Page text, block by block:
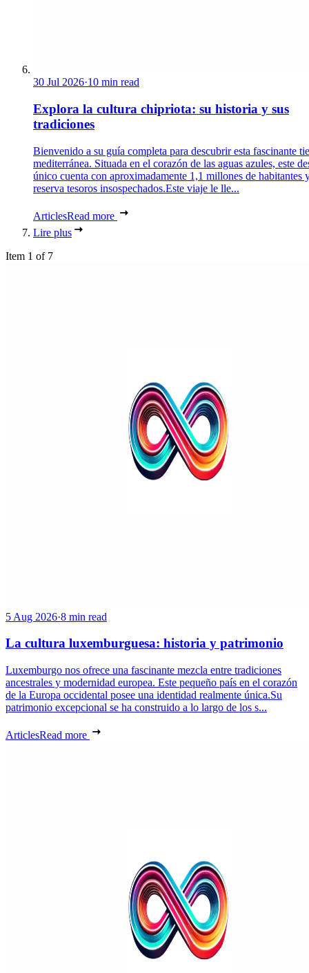
30 Jul 2026·10 min read
Explora la cultura chipriota: su historia y sus
tradiciones
Bienvenido a su guía completa para descubrir esta fascinante
mediterránea. Situada en el corazón de las aguas azules, este
único cuenta con aproximadamente 1,1 millones de habitantes
reserva tesoros insospechados.Este viaje le lle...
ArticlesRead more
Lire plus
Item 1 of 7
5 Aug 2026·8 min read
La cultura luxemburguesa: historia y patrimonio
Luxemburgo nos ofrece una fascinante mezcla entre tradiciones
ancestrales y modernidad europea. Este pequeño país en el corazón
de la Europa occidental posee una identidad realmente única.Su
patrimonio excepcional se ha construido a lo largo de los s...
ArticlesRead more